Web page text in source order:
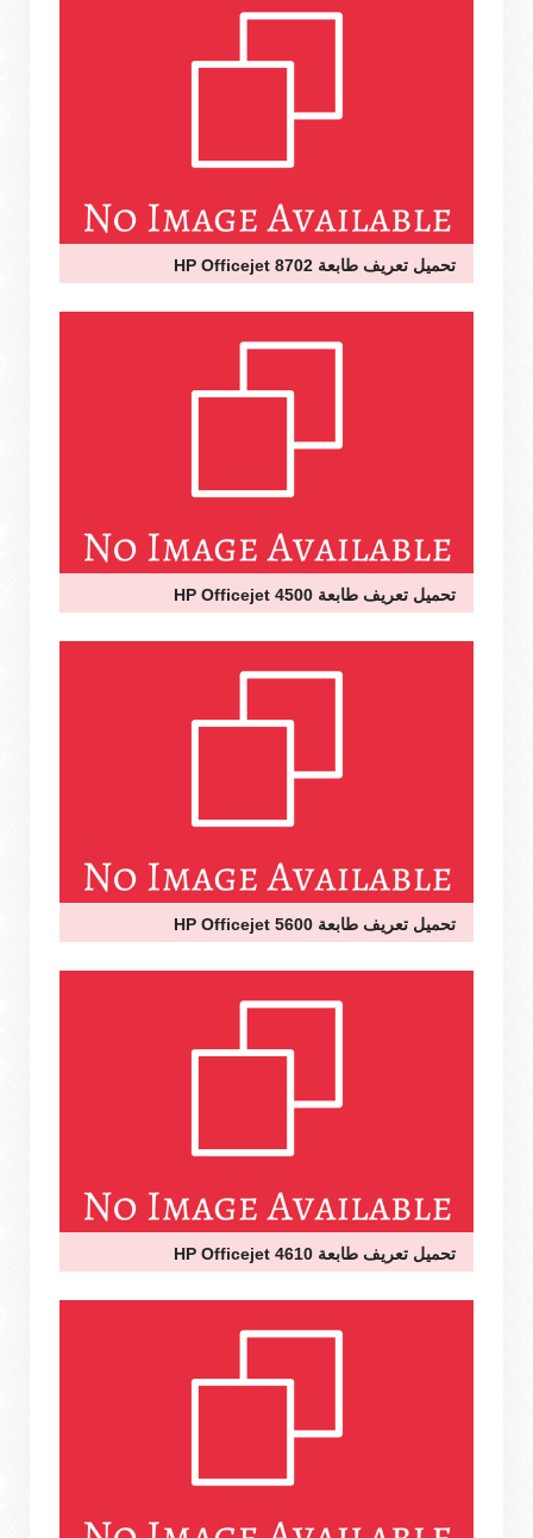
تحميل تعريف طابعة HP Officejet 8702
تحميل تعريف طابعة HP Officejet 4500
تحميل تعريف طابعة HP Officejet 5600
تحميل تعريف طابعة HP Officejet 4610